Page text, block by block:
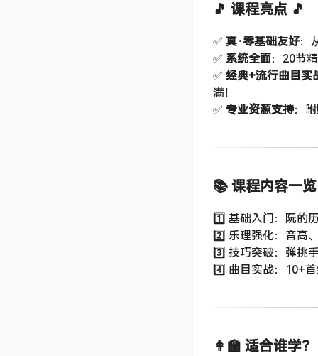
🎵 课程亮点 🎵
✅ ​ 真·零基础友好：
✅ ​ 系统全面：20节
✅ ​ 经典+流行曲目实
满！
✅ ​ 专业资源支持：
📚 课程内容一
1️⃣ 基础入门：阮的
2️⃣ 乐理强化：音高
3️⃣ 技巧突破：弹挑
4️⃣ 曲目实战：10+
👩‍🏫 适合谁学？